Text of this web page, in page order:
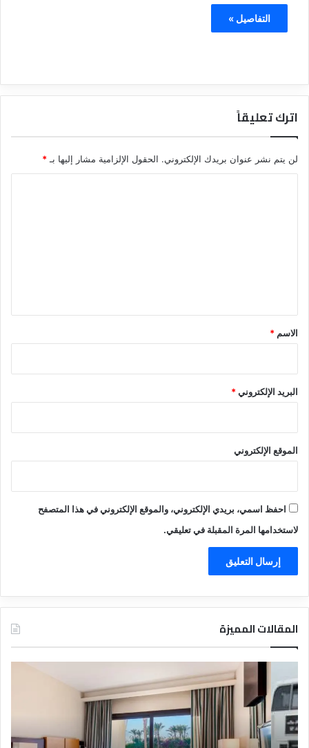
التفاصيل »
اترك تعليقاً
لن يتم نشر عنوان بريدك الإلكتروني. الحقول الإلزامية مشار إليها بـ *
*
الاسم *
البريد الإلكتروني*
الموقع الإلكتروني
احفظ اسمي، بريدي الإلكتروني، والموقع الإلكتروني في هذا المتصفح
لاستخدامها المرة المقبلة في تعليقي.
المقالات المميزة
ل
ي
ل
ا
ل